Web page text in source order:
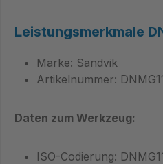
Leistungsmerkmale
Marke: Sandvik
Artikelnummer:
Daten zum Werkzeug:
ISO-Codierung: